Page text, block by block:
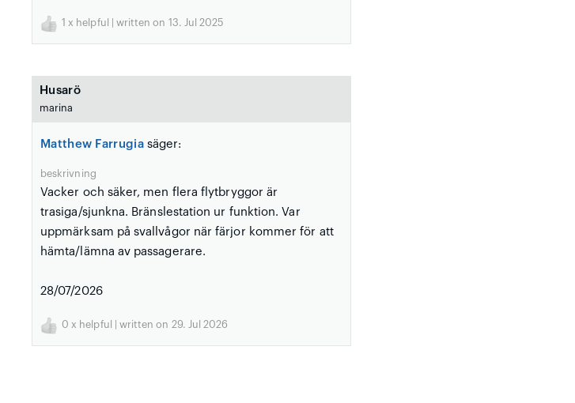
1 x helpful | written on 13. Jul 2025
Husarö
marina
Matthew Farrugiasäger:
beskrivning
Vacker och säker, men flera flytbryggor är
trasiga/sjunkna. Bränslestation ur funktion. Var
uppmärksam på svallvågor när färjor kommer för att
hämta/lämna av passagerare.
28/07/2026
0 x helpful | written on 29. Jul 2026